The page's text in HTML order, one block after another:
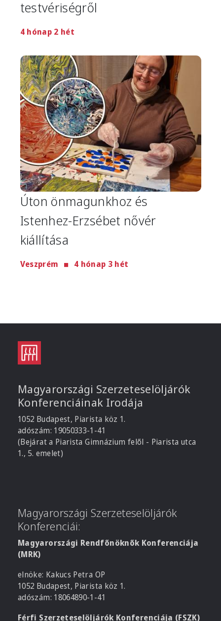
testvériségről
4 hónap 2 hét
Image
Úton önmagunkhoz és
Istenhez-Erzsébet nővér
kiállítása
Veszprém 4 hónap 3 hét
Magyarországi Szerzeteselöljárók
Konferenciáinak Irodája
1052 Budapest, Piarista köz 1.
adószám: 19050333-1-41
(Bejárat a Piarista Gimnázium felől - Piarista utca
1., 5. emelet)
Magyarországi Szerzeteselöljárók
Konferenciái:
Magyarországi Rendfőnöknők Konferenciája
(MRK)
elnöke: Kakucs Petra OP
1052 Budapest, Piarista köz 1.
adószám: 18064890-1-41
Férfi Szerzeteselöljárók Konferenciája (FSZK)